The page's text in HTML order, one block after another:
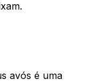
avós é uma